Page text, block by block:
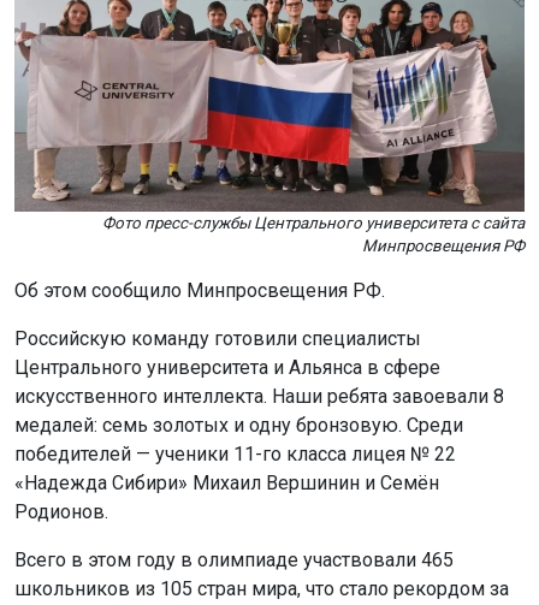
Фото пресс-службы Центрального университета с сайта
Минпросвещения РФ
Об этом сообщило Минпросвещения РФ.
Российскую команду готовили специалисты
Центрального университета и Альянса в сфере
искусственного интеллекта. Наши ребята завоевали 8
медалей: семь золотых и одну бронзовую. Среди
победителей — ученики 11-го класса лицея № 22
«Надежда Сибири» Михаил Вершинин и Семён
Родионов.
Всего в этом году в олимпиаде участвовали 465
школьников из 105 стран мира, что стало рекордом за